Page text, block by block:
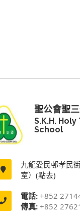
聖公會聖
S.K.H.
School
九龍愛民邨孝民
室）(點去)
電話:+852
傳真:+852